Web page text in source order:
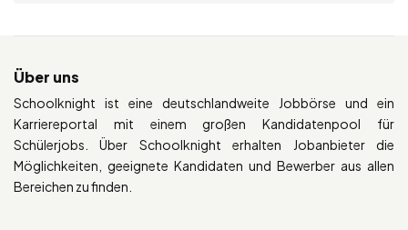
Über uns
Schoolknight ist eine deutschlandweite Jobbörse und ein
Karriereportal mit einem großen Kandidatenpool für
Schülerjobs. Über Schoolknight erhalten Jobanbieter die
Möglichkeiten, geeignete Kandidaten und Bewerber aus allen
Bereichen zu finden.